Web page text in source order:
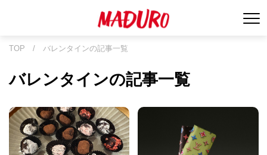
TOP / バレンタインの記事一覧
バレンタインの記事一覧